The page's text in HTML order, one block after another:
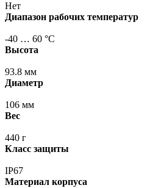
Нет
Диапазон рабочих температур
-40 … 60 °С
Высота
93.8 мм
Диаметр
106 мм
Вес
440 г
Класс защиты
IP67
Материал корпуса